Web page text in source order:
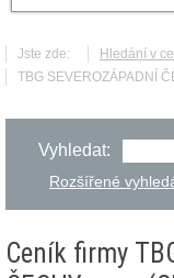
Jste zde:
Hledání v
TBG SEVEROZÁPADNÍ
Vyhledat:
Rozšířené
Ceník firmy